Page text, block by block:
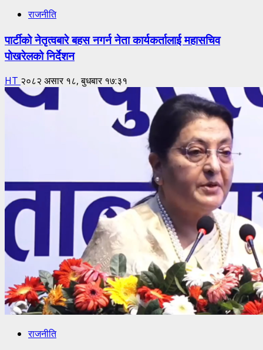
राजनीति
पार्टीको नेतृत्वबारे बहस नगर्न नेता कार्यकर्तालाई महासचिव
पोखरेलको निर्देशन
HT २०८२ असार १८, बुधबार १७:३१
राजनीति